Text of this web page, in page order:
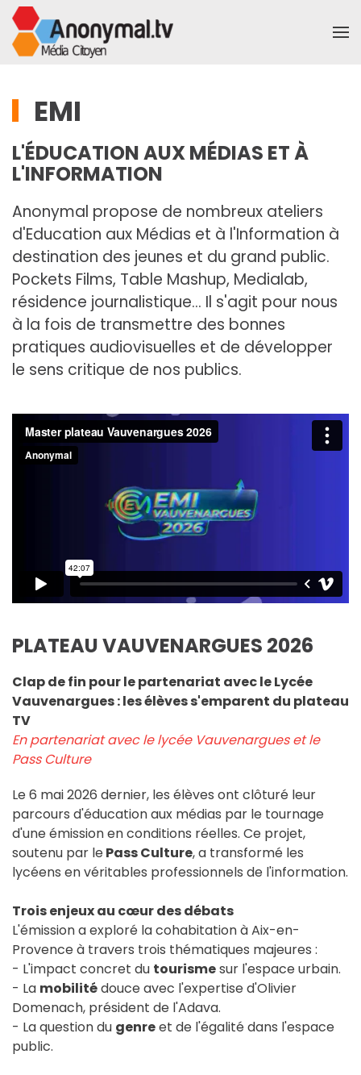
Accéder au contenu principal
EMI
L'ÉDUCATION AUX MÉDIAS ET À
L'INFORMATION
Anonymal propose de nombreux ateliers
d'Education aux Médias et à l'Information à
destination des jeunes et du grand public.
Pockets Films, Table Mashup, Medialab,
résidence journalistique... Il s'agit pour nous
à la fois de transmettre des bonnes
pratiques audiovisuelles et de développer
le sens critique de nos publics.
PLATEAU VAUVENARGUES 2026
Clap de fin pour le partenariat avec le Lycée
Vauvenargues : les élèves s'emparent du plateau
TV
En partenariat avec le lycée Vauvenargues et le
Pass Culture
Le 6 mai 2026 dernier, les élèves ont clôturé leur
parcours d'éducation aux médias par le tournage
d'une émission en conditions réelles. Ce projet,
soutenu par lePass Culture, a transformé les
lycéens en véritables professionnels de l'information.
Trois enjeux au cœur des débats
L'émission a exploré la cohabitation à Aix-en-
Provence à travers trois thématiques majeures :
- L'impact concret du tourismesur l'espace urbain.
- La mobilitédouce avec l'expertise d'Olivier
Domenach, président de l'Adava.
- La question du genreet de l'égalité dans l'espace
public.